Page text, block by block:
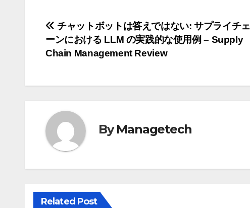
投
稿
ビ
ゲ
ー
シ
ョ
ン
チャットボットは答えではない: サプライチェ
ーンにおける LLM の実践的な使用例 – Supply
Chain Management Review
ByManagetech
Related Post